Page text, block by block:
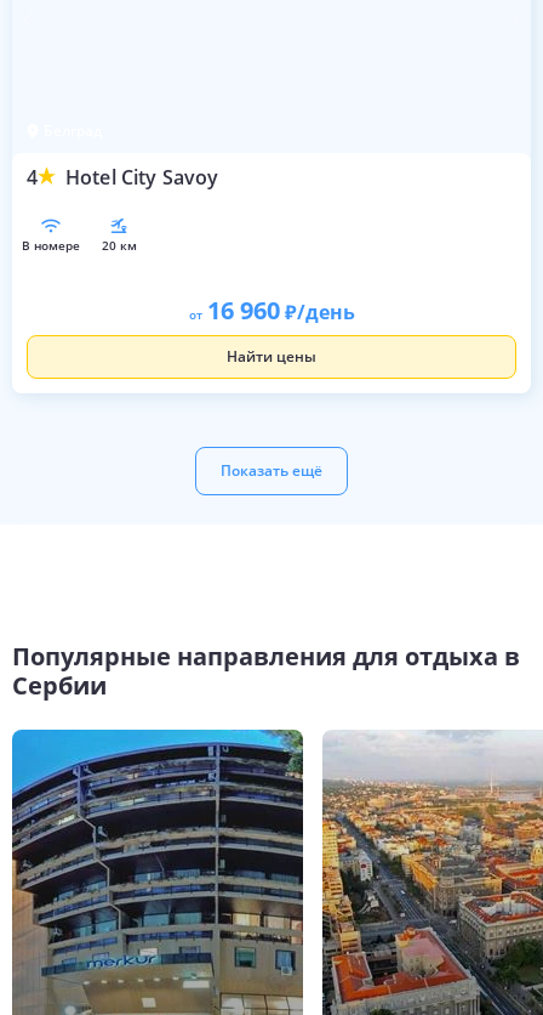
4 Hotel City Savoy
в номере 20 км
от 16 960 /день
Найти цены
Показать ещё
Популярные направления для отдыха в
Сербии